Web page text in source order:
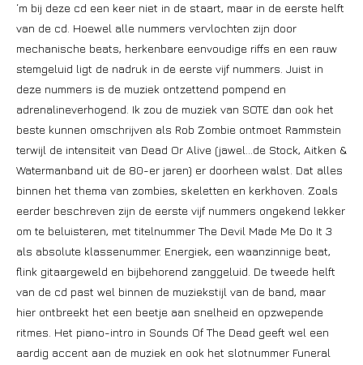
‘m bij deze cd een keer niet in de staart, maar in de eerste helft
van de cd. Hoewel alle nummers vervlochten zijn door
mechanische beats, herkenbare eenvoudige riffs en een rauw
stemgeluid ligt de nadruk in de eerste vijf nummers. Juist in
deze nummers is de muziek ontzettend pompend en
adrenalineverhogend. Ik zou de muziek van SOTE dan ook het
beste kunnen omschrijven als Rob Zombie ontmoet Rammstein
terwijl de intensiteit van Dead Or Alive (jawel…de Stock, Aitken &
Watermanband uit de 80-er jaren) er doorheen walst. Dat alles
binnen het thema van zombies, skeletten en kerkhoven. Zoals
eerder beschreven zijn de eerste vijf nummers ongekend lekker
om te beluisteren, met titelnummer The Devil Made Me Do It 3
als absolute klassenummer. Energiek, een waanzinnige beat,
flink gitaargeweld en bijbehorend zanggeluid. De tweede helft
van de cd past wel binnen de muziekstijl van de band, maar
hier ontbreekt het een beetje aan snelheid en opzwepende
ritmes. Het piano-intro in Sounds Of The Dead geeft wel een
aardig accent aan de muziek en ook het slotnummer Funeral